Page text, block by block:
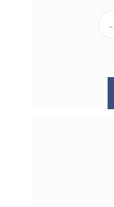
-